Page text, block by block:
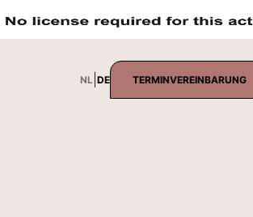
NL DE TERMINVEREINBARUNG